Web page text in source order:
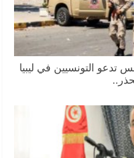
تدعو التونسيين في ليبيا